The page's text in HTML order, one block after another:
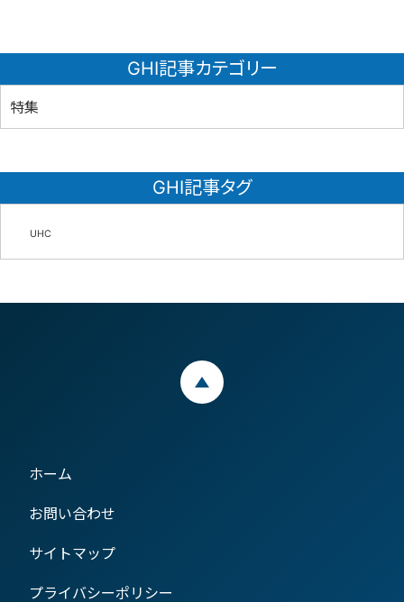
GHI記事カテゴリー
特集
GHI記事タグ
UHC
ホーム
お問い合わせ
サイトマップ
プライバシーポリシー